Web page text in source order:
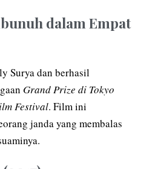
dalam Empat
Surya dan berhasil
Grand Prize di Tokyo
Festival. Film ini
janda yang membalas